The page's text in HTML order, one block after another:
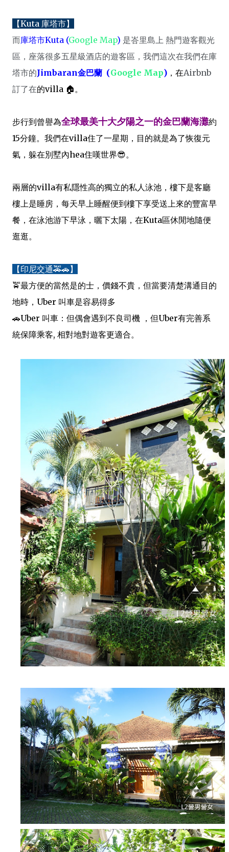
【Kuta 庫塔市】
而庫塔市Kuta (Google Map) 是峇里島上 熱門遊客觀光
區，座落很多五星級酒店的遊客區，我們這次在我們在庫
塔市的Jimbaran金巴蘭 (Google Map) ，在Airbnb
訂了在的villa 🏠。
步行到曾譽為全球最美十大夕陽之一的金巴蘭海灘約
15分鐘。我們在villa住了一星期，目的就是為了恢復元
氣，躲在別墅內hea住嘆世界😎。
兩層的villa有私隱性高的獨立的私人泳池，樓下是客廳
樓上是睡房，每天早上睡醒便到樓下享受送上來的豐富早
餐，在泳池游下早泳，曬下太陽，在Kuta區休閒地隨便
逛逛。
【印尼交通🚕🚗】
🚖最方便的當然是的士，價錢不貴，但當要清楚溝通目的
地時，Uber 叫車是容易得多
🚗Uber 叫車：但偶會遇到不良司機 ，但Uber有完善系
統保障乘客, 相對地對遊客更適合。